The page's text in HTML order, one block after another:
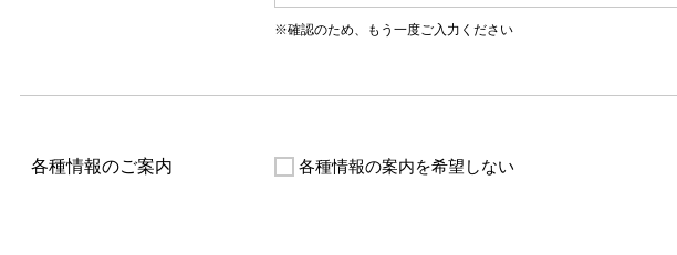
※確認のため、もう一度ご入力ください
各種情報のご案内 各種情報の案内を希望しない